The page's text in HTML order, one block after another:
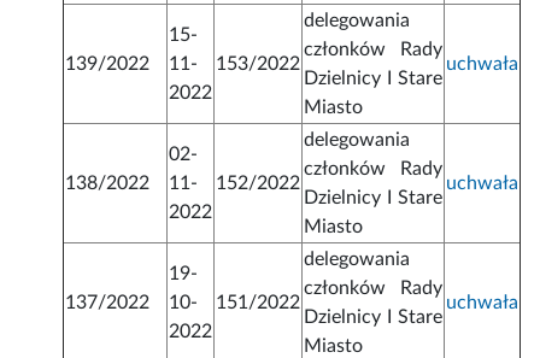
139/2022
15-
11-
2022
153/2022
delegowania
członków Rady
Dzielnicy I Stare
Miasto
uchwała
138/2022
02-
11-
2022
152/2022
delegowania
członków Rady
Dzielnicy I Stare
Miasto
uchwała
137/2022
19-
10-
2022
151/2022
delegowania
członków Rady
Dzielnicy I Stare
Miasto
uchwała